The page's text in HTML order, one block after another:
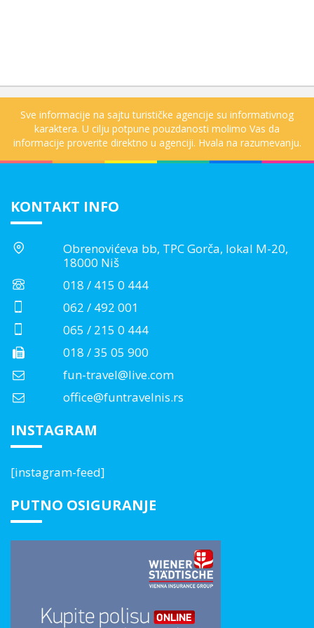
Sve informacije na sajtu turističke agencije su informativnog
karaktera. U cilju potpune pouzdanosti molimo Vas da
informacije proverite direktno u agenciji. Hvala na razumevanju.
KONTAKT INFO
Obrenovićeva bb, TPC Gorča, lokal M-20,
18000 Niš
018 / 415 0 444
062 / 492 001
065 / 215 0 444
018 / 35 05 900
fun-travel@live.com
office@funtravelnis.rs
INSTAGRAM
[instagram-feed]
PUTNO OSIGURANJE